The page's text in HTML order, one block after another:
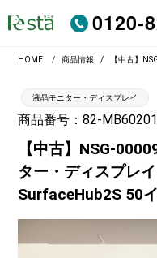
0120-
HOME 商品情報 【中古】NSG-00009
液晶モニター・ディスプレイ
商品番号：82-
【中古】NSG-
ター・ディスプレ
SurfaceHub2S 50